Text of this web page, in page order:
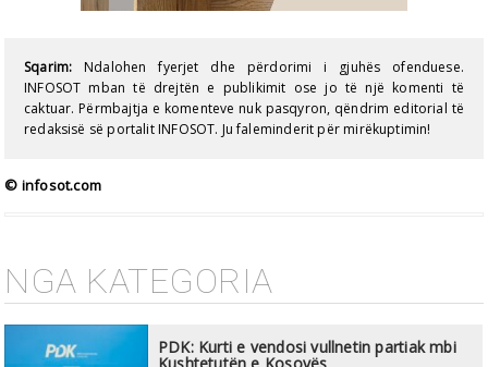
Sqarim: Ndalohen fyerjet dhe përdorimi i gjuhës ofenduese.
INFOSOT mban të drejtën e publikimit ose jo të një komenti të
caktuar. Përmbajtja e komenteve nuk pasqyron, qëndrim editorial të
redaksisë së portalit INFOSOT. Ju faleminderit për mirëkuptimin!
© infosot.com
NGA KATEGORIA
PDK: Kurti e vendosi vullnetin partiak mbi